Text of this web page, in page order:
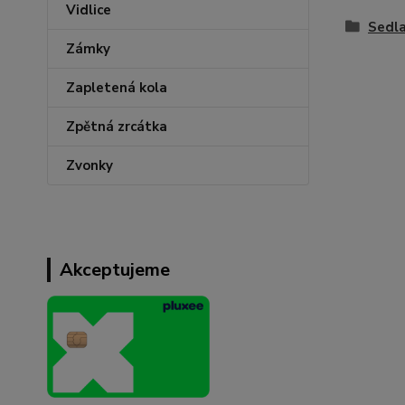
Vidlice
Zámky
Zapletená kola
Zpětná zrcátka
Zvonky
Akceptujeme